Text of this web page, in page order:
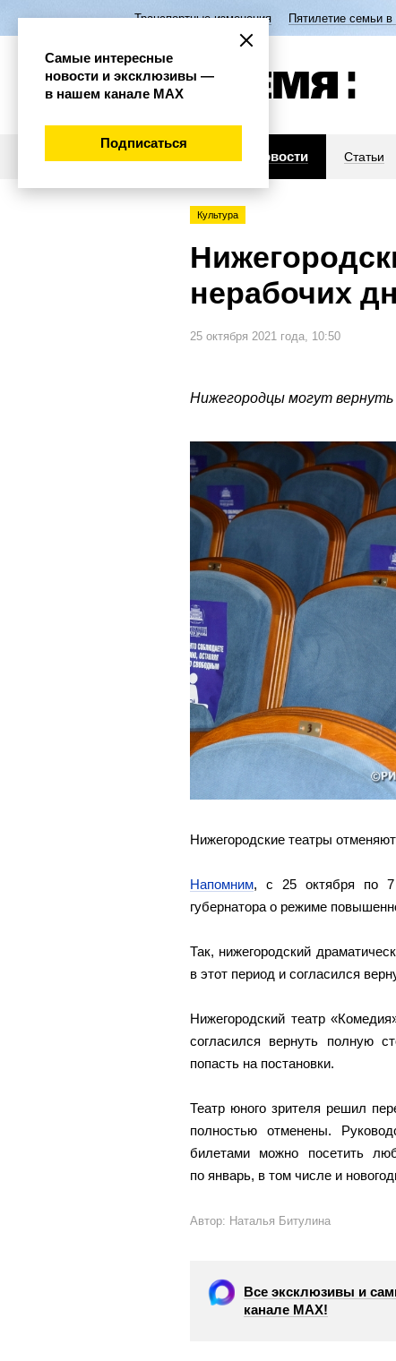
Транспортные изменения Пятилетие семьи
Новости Статьи
Культура
нерабочих
25 октября 2021 года, 10:50
Нижегородцы могут вернуть
Нижегородские театры
Напомним, с 25 октября по 7
губернатора о режиме
Так, нижегородский
в этот период и согласился
Нижегородский театр
согласился вернуть полную
попасть на постановки.
Театр юного зрителя решил
полностью отменены.
билетами можно посетить
по январь, в том числе и
Автор: Наталья Битулина
Все эксклюзивы и
канале МАХ!
Самые интересные
новости и эксклюзивы —
в нашем канале МАХ
Подписаться